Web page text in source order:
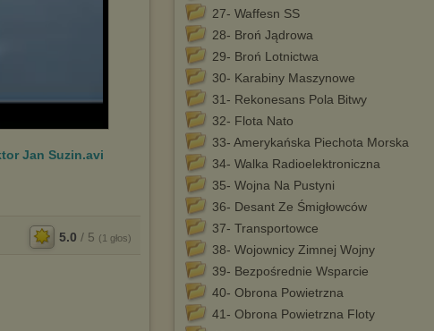
Jan Suzin.avi
5.0 / 5 (1 głos)
27- Waffesn SS
28- Broń Jądrowa
29- Broń Lotnictwa
30- Karabiny Maszynowe
31- Rekonesans Pola Bitwy
32- Flota Nato
33- Amerykańska Piechota Morska
34- Walka Radioelektroniczna
35- Wojna Na Pustyni
36- Desant Ze Śmigłowców
37- Transportowce
38- Wojownicy Zimnej Wojny
39- Bezpośrednie Wsparcie
40- Obrona Powietrzna
41- Obrona Powietrzna Floty